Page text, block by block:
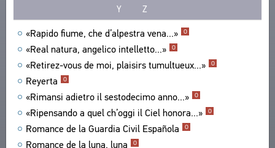
Y
Z
«Rapido fiume, che d’alpestra vena...» O
«Real natura, angelico intelletto...» O
«Retirez-vous de moi, plaisirs tumultueux...» O
Reyerta O
«Rimansi adietro il sestodecimo anno...» O
«Ripensando a quel ch’oggi il Ciel honora...» O
Romance de la Guardia Civil Española O
Romance de la luna, luna O
LENGUAS
EXPRESIÓN LITERARIA
NÚMERO DE TRADUCCIONES
BIBLIOTECA
TEXTOS
AUTORES
ENCICLOPEDIA
TODOS LOS AUTORES